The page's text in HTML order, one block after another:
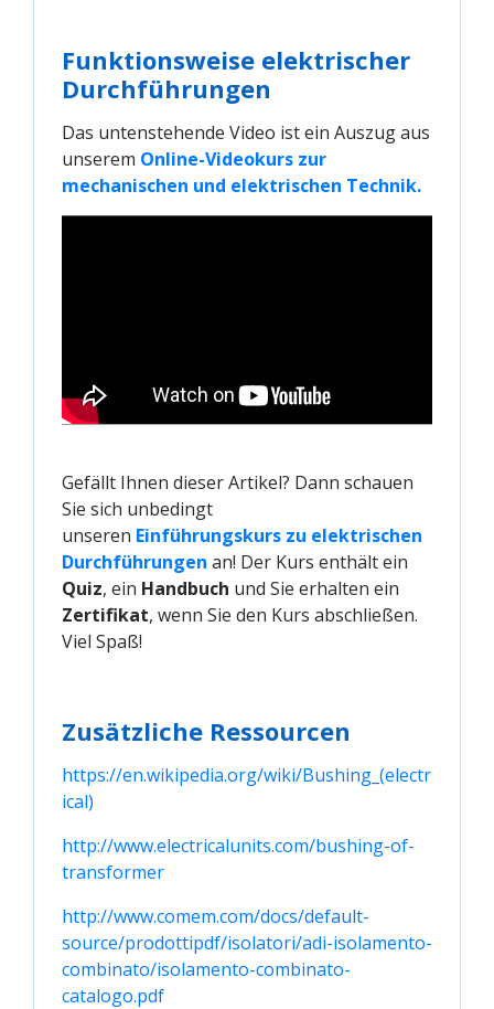
Funktionsweise elektrischer
Durchführungen
Das untenstehende Video ist ein Auszug aus
unserem Online-Videokurs zur
mechanischen und elektrischen Technik.
Gefällt Ihnen dieser Artikel? Dann schauen
Sie sich unbedingt
unseren Einführungskurs zu elektrischen
Durchführungen an! Der Kurs enthält ein
Quiz, ein Handbuch und Sie erhalten ein
Zertifikat, wenn Sie den Kurs abschließen.
Viel Spaß!
Zusätzliche Ressourcen
https://en.wikipedia.org/wiki/Bushing_(electr
ical)
http://www.electricalunits.com/bushing-of-
transformer
http://www.comem.com/docs/default-
source/prodottipdf/isolatori/adi-isolamento-
combinato/isolamento-combinato-
catalogo.pdf